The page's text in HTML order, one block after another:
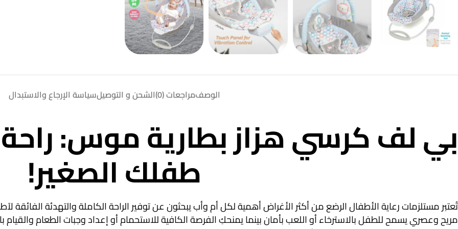
الوصفمراجعات (0) الشحن و التوصيلسياسة الإرجاع والاستبدال
بي لف كرسي هزاز بطارية موس:
طفلك الصغير!
تُعتبر مستلزمات رعاية الأطفال الرضع من أكثر الأغراض أهمية لكل أم وأب يبحثون عن توفير الراحة الكاملة والتهدئة
مريح وعصري يسمح للطفل بالاسترخاء أو اللعب بأمان بينما يمنحكِ الفرصة الكافية للاستحمام أو إعداد وجبات الطعام والقيام